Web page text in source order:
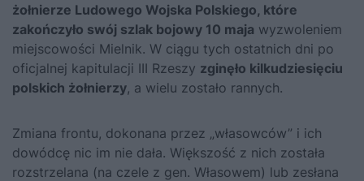
żołnierze Ludowego Wojska Polskiego, które
zakończyło swój szlak bojowy 10 maja wyzwoleniem
miejscowości Mielnik. W ciągu tych ostatnich dni po
oficjalnej kapitulacji III Rzeszy zginęło kilkudziesięciu
polskich żołnierzy, a wielu zostało rannych.
Zmiana frontu, dokonana przez „własowców” i ich
dowódcę nic im nie dała. Większość z nich została
rozstrzelana (na czele z gen. Własowem) lub zesłana